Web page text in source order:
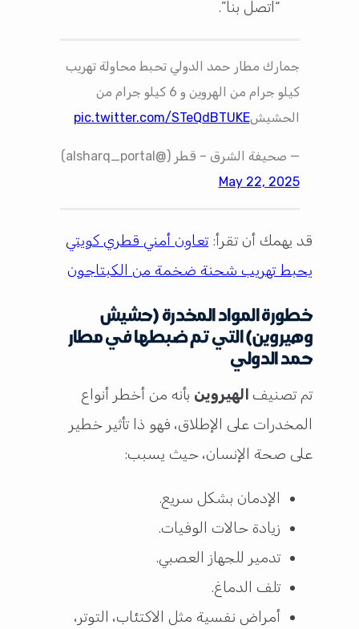
“اتصل بنا”.
جمارك مطار حمد الدولي تحبط محاولة تهريب
كيلو جرام من الهروين و 6 كيلو جرام من
الحشيشpic.twitter.com/STeQdBTUKE
— صحيفة الشرق – قطر (@alsharq_portal)
May 22, 2025
قد يهمك أن تقرأ: تعاون أمني قطري كويتي
يحبط تهريب شحنة ضخمة من الكبتاجون
خطورة المواد المخدرة (حشيش
وهيروين) التي تم ضبطها في مطار
حمد الدولي
تم تصنيف الهيروين بأنه من أخطر أنواع
المخدرات على الإطلاق، فهو ذا تأثير خطير
على صحة الإنسان، حيث يسبب:
الإدمان بشكل سريع.
زيادة حالات الوفيات.
تدمير للجهاز العصبي.
تلف الدماغ.
أمراض نفسية مثل الاكتئاب، التوتر،